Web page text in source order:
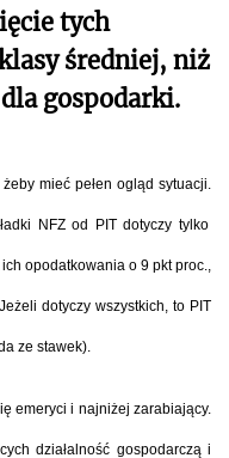
tych
średniej, niż
gospodarki.
mieć pełen ogląd sytuacji.
NFZ od PIT dotyczy tylko
opodatkowania o 9 pkt proc.,
dotyczy wszystkich, to PIT
ze stawek).
emeryci i najniżej zarabiający.
działalność gospodarczą i